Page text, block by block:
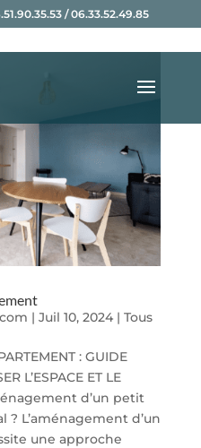
/ 06.33.52.49.85
| Juil 10, 2024| Tous
: GUIDE
L’ESPACE ET LE
d’un petit
L’aménagement d’un
une approche